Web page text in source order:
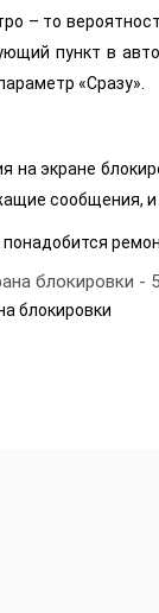
– то
пункт в
«Сразу».
экране
сообщения,
блокировки -
блокировки